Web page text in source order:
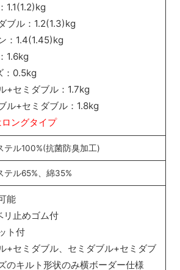
1.1(1.2)kg
ブル：1.2(1.3)kg
：1.4(1.45)kg
1.6kg
：0.5kg
+セミダブル：1.7kg
ル+セミダブル：1.8kg
ングタイプ
テル100%(抗菌防臭加工)
テル65%、綿35%
能
リ止めゴム付
ト付
+セミダブル、セミダブル+セミダブ
のキルト形状のみ横ボーダー仕様